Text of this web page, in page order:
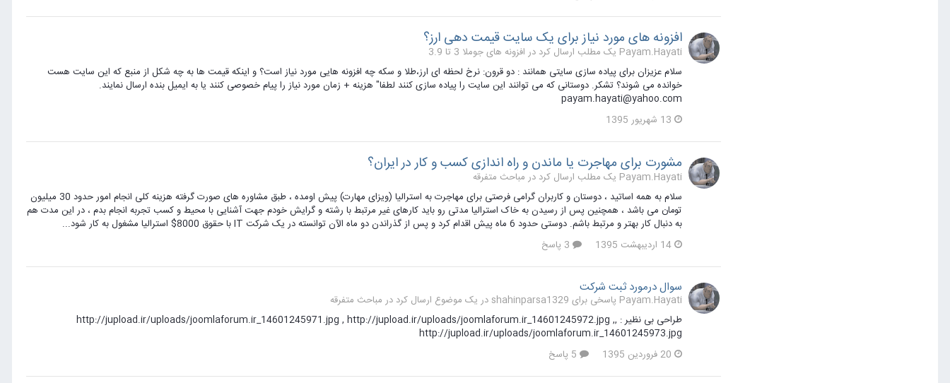
افزونه های مورد نیاز برای یک سایت قیمت دهی ارز؟
Payam.Hayati یک مطلب ارسال کرد در
افزونه های جوملا 3 تا 3.9
سلام عزیزان برای پیاده سازی سایتی همانند : دو قرون: نرخ لحظه ای ارز،طلا و سکه چه افزونه هایی مورد نیاز است؟ و اینکه قیمت ها به چه شکل از منبع که این سایت هست
خوانده می شوند؟ تشکر. دوستانی که می توانند این سایت را پیاده سازی کنند لطفا" هزینه + زمان مورد نیاز را پیام خصوصی کنند یا به ایمیل بنده ارسال نمایند.
payam.hayati@yahoo.com
13 شهریور 1395
مشورت برای مهاجرت یا ماندن و راه اندازی کسب و کار در ایران؟
Payam.Hayati یک مطلب ارسال کرد در
مباحث متفرقه
سلام به همه اساتید ، دوستان و کاربران گرامی فرصتی برای مهاجرت به استرالیا (ویزای مهارت) پیش اومده ، طبق مشاوره های صورت گرفته هزینه کلی انجام امور حدود 30 میلیون
تومان می باشد ، همچنین پس از رسیدن به خاک استرالیا مدتی رو باید کارهای غیر مرتبط با رشته و گرایش خودم جهت آشنایی با محیط و کسب تجربه انجام بدم ، در این مدت هم
به دنبال کار بهتر و مرتبط باشم. دوستی حدود 6 ماه پیش اقدام کرد و پس از گذراندن دو ماه الآن توانسته در یک شرکت IT با حقوق 8000$ استرالیا مشغول به کار شود...
14 اردیبهشت 1395
سوال درمورد ثبت شرکت
Payam.Hayati پاسخی برای shahinparsa1329 در یک موضوع ارسال کرد در
مباحث متفرقه
طراحی بی نظیر : http://jupload.ir/uploads/joomlaforum.ir_14601245971.jpg , http://jupload.ir/uploads/joomlaforum.ir_14601245972.jpg ,,
http://jupload.ir/uploads/joomlaforum.ir_14601245973.jpg
20 فروردین 1395